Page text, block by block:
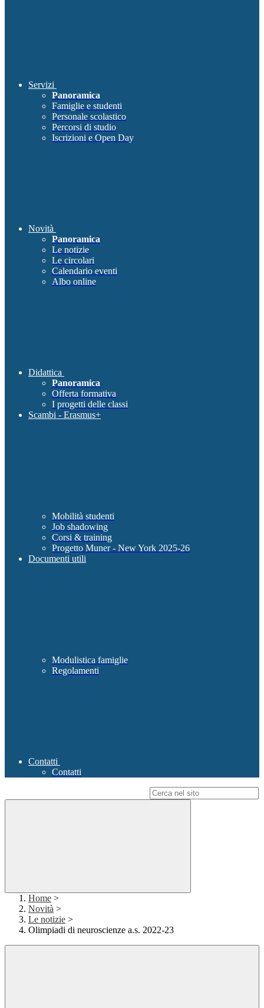
Servizi
Panoramica
Famiglie e studenti
Personale scolastico
Percorsi di studio
Iscrizioni e Open Day
Novità
Panoramica
Le notizie
Le circolari
Calendario eventi
Albo online
Didattica
Panoramica
Offerta formativa
I progetti delle classi
Scambi - Erasmus+
Mobilità studenti
Job shadowing
Corsi & training
Progetto Muner - New York 2025-26
Documenti utili
Modulistica famiglie
Regolamenti
Contatti
Contatti
Home >
Novità >
Le notizie >
Olimpiadi di neuroscienze a.s. 2022-23